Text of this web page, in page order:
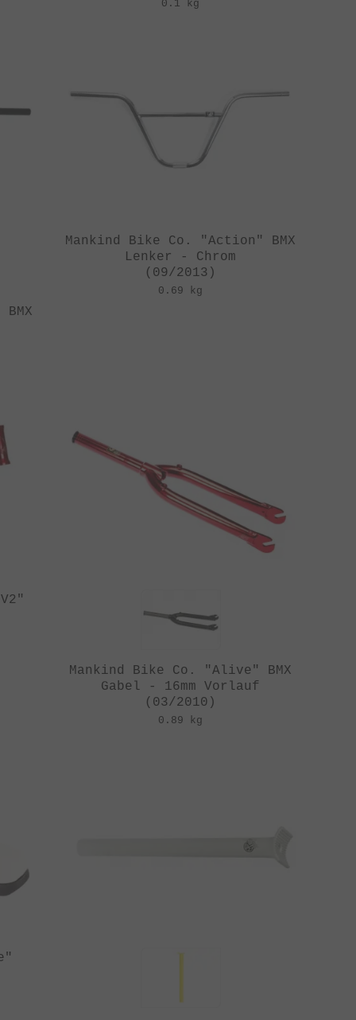
0.1 kg
Mankind Bike Co. "Action" BMX
Lenker - Chrom
(09/2013)
0.69 kg
Mankind Bike Co. "Alive" BMX
Gabel - 16mm Vorlauf
(03/2010)
0.89 kg